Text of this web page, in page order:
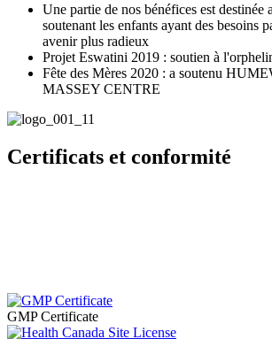
Une partie de nos bénéfices est destinée
soutenant les enfants ayant des besoins
avenir plus radieux
Projet Eswatini 2019 : soutien à
Fête des Mères 2020 : a soutenu
MASSEY CENTRE
Certificats et conformité
GMP Certificate